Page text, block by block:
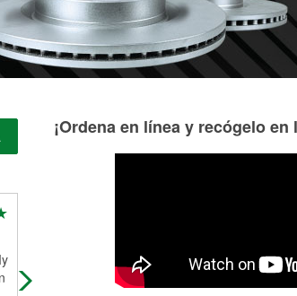
¡Ordena en línea y recógelo en